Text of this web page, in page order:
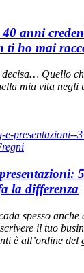
anni
ti ho mai
Quello
mia vita
la differenza
spesso anche
il tuo
è all’ordine del